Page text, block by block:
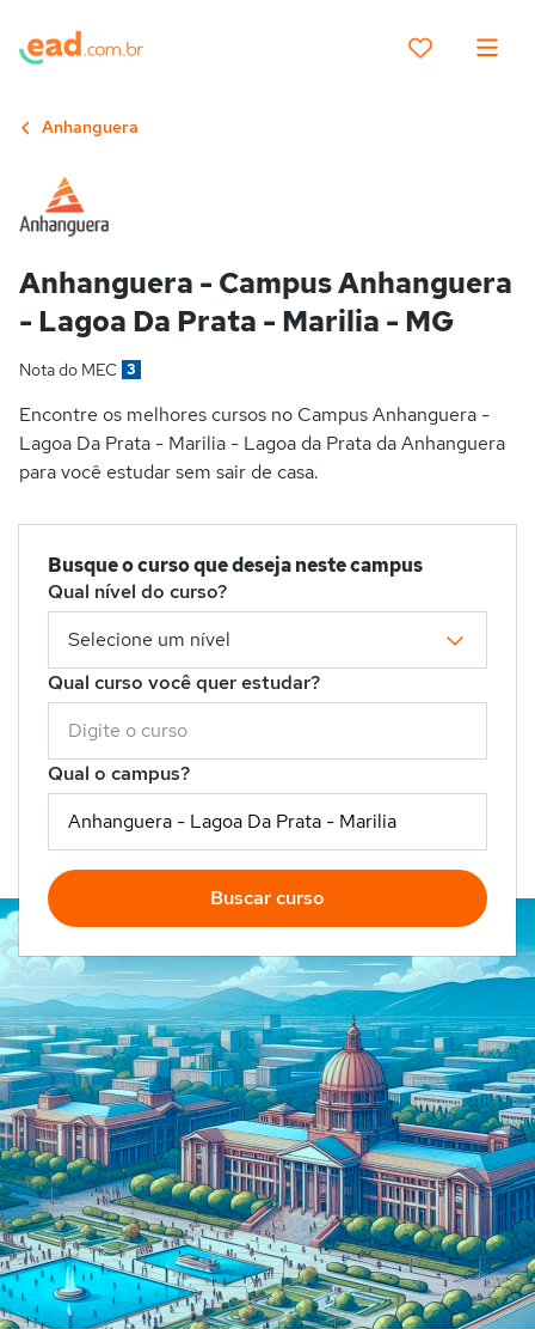
Anhanguera
Anhanguera - Campus Anhanguera
- Lagoa Da Prata - Marilia - MG
Nota do MEC 3
Encontre os melhores cursos no Campus Anhanguera -
Lagoa Da Prata - Marilia - Lagoa da Prata da Anhanguera
para você estudar sem sair de casa.
Busque o curso que deseja neste campus
Qual nível do curso?
Qual curso você quer estudar?
Qual o campus?
Buscar curso